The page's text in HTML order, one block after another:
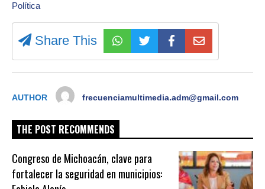
Política
Share This
AUTHOR frecuenciamultimedia.adm@gmail.com
THE POST RECOMMENDS
Congreso de Michoacán, clave para
fortalecer la seguridad en municipios: